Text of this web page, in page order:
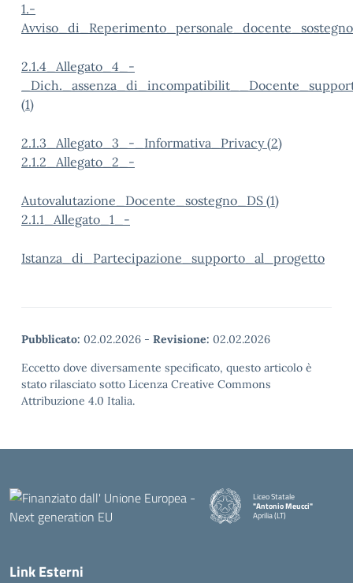
1.-
2.1.4_Allegato_4_-
(1)
2.1.3_Allegato_3_-_Informativa_Privacy (2)
2.1.2_Allegato_2_-
Autovalutazione_Docente_sostegno_DS (1)
2.1.1_Allegato_1_-
Istanza_di_Partecipazione_supporto_al_progetto
Pubblicato: 02.02.2026 - Revisione: 02.02.2026
Eccetto dove diversamente specificato, questo articolo è
stato rilasciato sotto Licenza Creative Commons
Attribuzione 4.0 Italia.
Liceo Statale
"Antonio Meucci"
Aprilia (LT)
Link Esterni